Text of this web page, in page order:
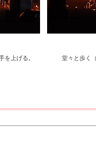
を上げる。 堂々と歩く